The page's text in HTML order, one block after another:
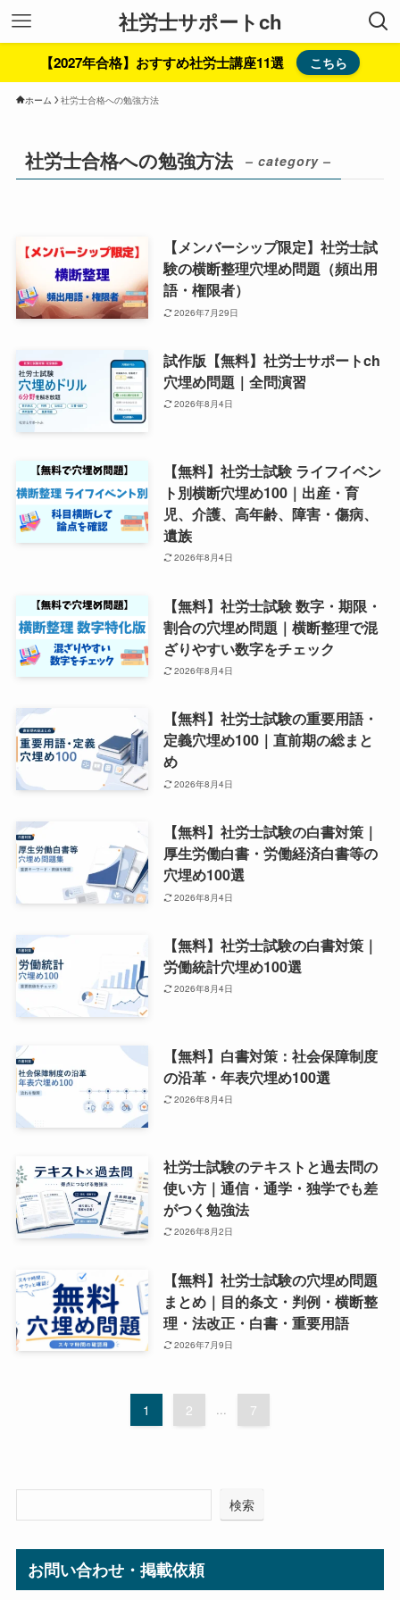
社労士サポートch
【2027年合格】おすすめ社労士講座11選 こちら
ホーム 社労士合格への勉強方法
社労士合格への勉強方法 – category –
【メンバーシップ限定】社労士試
験の横断整理穴埋め問題（頻出用
語・権限者）
2026年7月29日
試作版【無料】社労士サポートch
穴埋め問題｜全問演習
2026年8月4日
【無料】社労士試験 ライフイベン
ト別横断穴埋め100｜出産・育
児、介護、高年齢、障害・傷病、
遺族
2026年8月4日
【無料】社労士試験 数字・期限・
割合の穴埋め問題｜横断整理で混
ざりやすい数字をチェック
2026年8月4日
【無料】社労士試験の重要用語・
定義穴埋め100｜直前期の総まと
め
2026年8月4日
【無料】社労士試験の白書対策｜
厚生労働白書・労働経済白書等の
穴埋め100選
2026年8月4日
【無料】社労士試験の白書対策｜
労働統計穴埋め100選
2026年8月4日
【無料】白書対策：社会保障制度
の沿革・年表穴埋め100選
2026年8月4日
社労士試験のテキストと過去問の
使い方｜通信・通学・独学でも差
がつく勉強法
2026年8月2日
【無料】社労士試験の穴埋め問題
まとめ｜目的条文・判例・横断整
理・法改正・白書・重要用語
2026年7月9日
1 2 ... 7
検索
お問い合わせ・掲載依頼